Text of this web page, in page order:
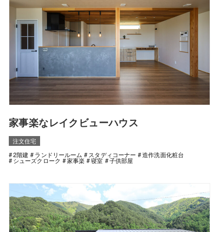
家事楽なレイクビューハウス
注文住宅
2階建
ランドリールーム スタディコーナー 造作洗面化粧台
シューズクローク 家事楽 寝室 子供部屋